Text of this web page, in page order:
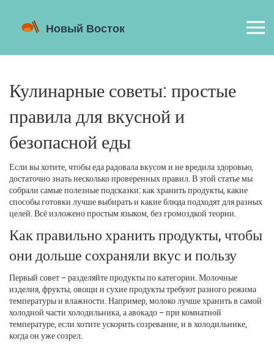
Кулинарные советы: простые
правила для вкусной и
безопасной еды
Если вы хотите, чтобы еда радовала вкусом и не вредила здоровью,
достаточно знать несколько проверенных правил. В этой статье мы
собрали самые полезные подсказки: как хранить продукты, какие
способы готовки лучше выбирать и какие блюда подходят для разных
целей. Всё изложено простым языком, без громоздкой теории.
Как правильно хранить продукты, чтобы
они дольше сохраняли вкус и пользу
Первый совет – разделяйте продукты по категории. Молочные
изделия, фрукты, овощи и сухие продукты требуют разного режима
температуры и влажности. Например, молоко лучше хранить в самой
холодной части холодильника, а авокадо – при комнатной
температуре, если хотите ускорить созревание, и в холодильнике,
когда он уже созрел.